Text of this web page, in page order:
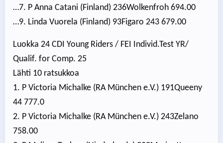
…7. P Anna Catani (Finland) 236Wolkenfroh 694.00
…9. Linda Vuorela (Finland) 93Figaro 243 679.00
Luokka 24 CDI Young Riders / FEI Individ.Test YR/
Qualif. for Comp. 25
Lähti 10 ratsukkoa
1. P Victoria Michalke (RA München e.V.) 191Queeny
44 777.0
2. P Victoria Michalke (RA München e.V.) 243Zelano
758.00